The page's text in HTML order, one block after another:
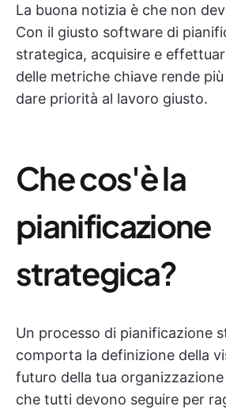
La buona notizia è che non
Con il giusto software di
strategica, acquisire e
delle metriche chiave rende
dare priorità al lavoro giusto.
Che cos'è la
pianificazione
strategica?
Un processo di pianificazione
comporta la definizione della
futuro della tua
che tutti devono seguire per